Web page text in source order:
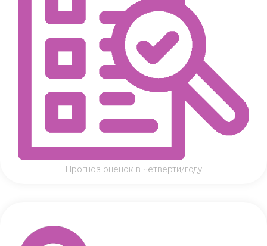
Прогноз оценок в четверти/году